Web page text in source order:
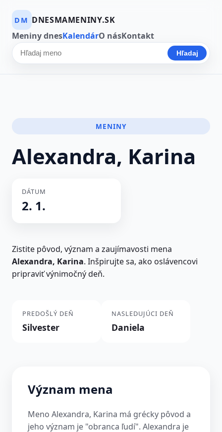
DM DNESMAMENINY.SK
Meniny dnesKalendárO násKontakt
Hľadať meno Hľadaj
MENINY
Alexandra, Karina
DÁTUM
2. 1.
Zistite pôvod, význam a zaujímavosti mena
Alexandra, Karina. Inšpirujte sa, ako oslávencovi
pripraviť výnimočný deň.
PREDOŠLÝ DEŇ
Silvester
NASLEDUJÚCI DEŇ
Daniela
Význam mena
Meno Alexandra, Karina má grécky pôvod a
jeho význam je "obranca ľudí". Alexandra je